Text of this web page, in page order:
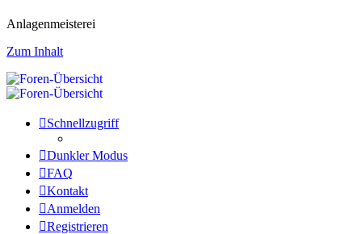
Anlagenmeisterei
Zum Inhalt
Schnellzugriff
Dunkler Modus
FAQ
Kontakt
Anmelden
Registrieren